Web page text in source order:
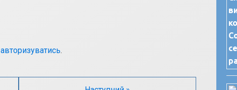
авторизуватись.